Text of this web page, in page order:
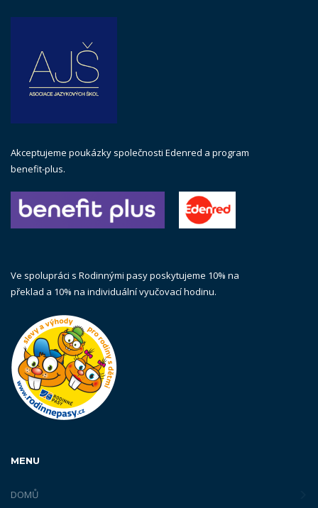
Akceptujeme poukázky společnosti Edenred a program
benefit-plus.
Ve spolupráci s Rodinnými pasy poskytujeme 10% na
překlad a 10% na individuální vyučovací hodinu.
MENU
DOMŮ